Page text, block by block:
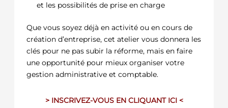
et les possibilités de prise en charge
Que vous soyez déjà en activité ou en cours de
création d’entreprise, cet atelier vous donnera les
clés pour ne pas subir la réforme, mais en faire
une opportunité pour mieux organiser votre
gestion administrative et comptable.
> INSCRIVEZ-VOUS EN CLIQUANT ICI <